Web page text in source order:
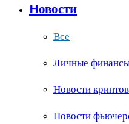
Новости
Все
Личные
Новости
Новости